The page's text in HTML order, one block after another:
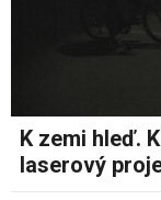
K zemi hleď.
laserový